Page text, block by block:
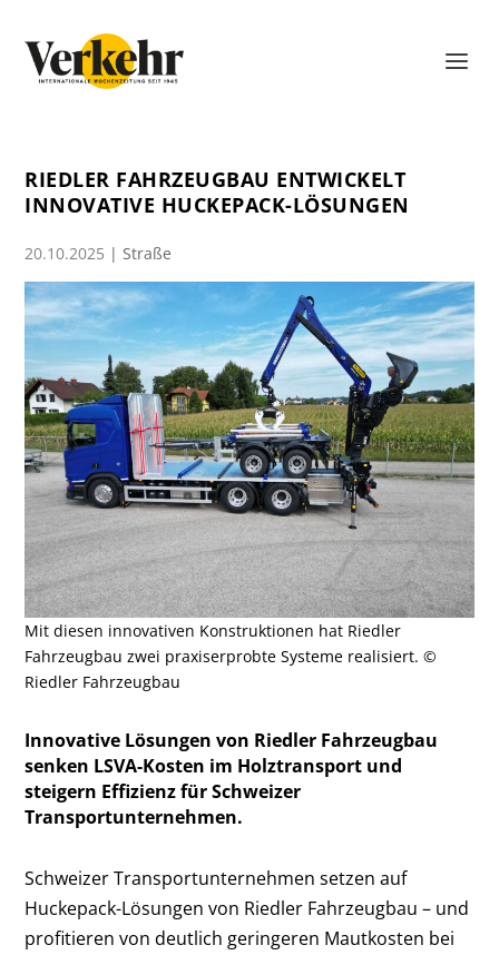
RIEDLER FAHRZEUGBAU ENTWICKELT
INNOVATIVE HUCKEPACK-LÖSUNGEN
20.10.2025 |Straße
Mit diesen innovativen Konstruktionen hat Riedler
Fahrzeugbau zwei praxiserprobte Systeme realisiert. ©
Riedler Fahrzeugbau
Innovative Lösungen von Riedler Fahrzeugbau
senken LSVA-Kosten im Holztransport und
steigern Effizienz für Schweizer
Transportunternehmen.
Schweizer Transportunternehmen setzen auf
Huckepack-Lösungen von Riedler Fahrzeugbau – und
profitieren von deutlich geringeren Mautkosten bei